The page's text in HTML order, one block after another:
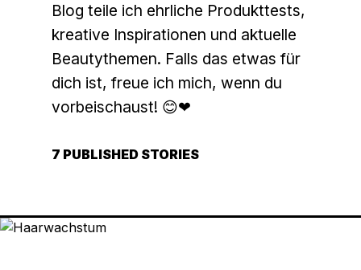
Blog teile ich ehrliche Produkttests,
kreative Inspirationen und aktuelle
Beautythemen. Falls das etwas für
dich ist, freue ich mich, wenn du
vorbeischaust! 😊❤
7 PUBLISHED STORIES